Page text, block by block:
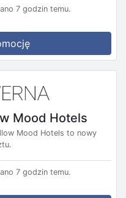
7 godzin temu.
Mood Hotels
Mood Hotels to nowy
7 godzin temu.